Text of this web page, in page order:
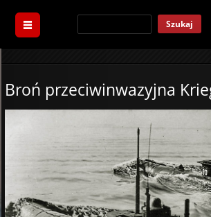
Szukaj
Broń przeciwinwazyjna